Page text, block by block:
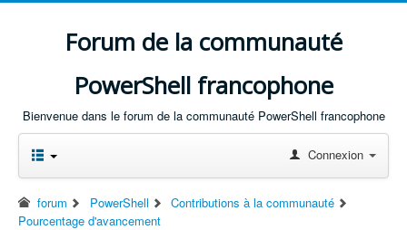
Forum de la communauté
PowerShell francophone
Bienvenue dans le forum de la communauté PowerShell francophone
Connexion
forum PowerShell
Contributions à la communauté
Pourcentage d'avancement